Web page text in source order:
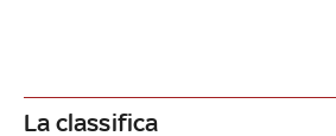
La classifica